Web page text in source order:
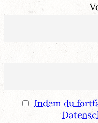
Indem du